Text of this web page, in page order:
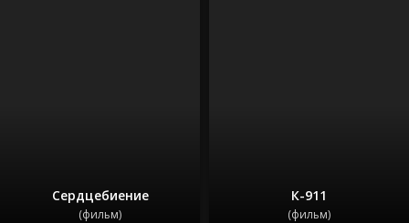
Сердцебиение
(фильм)
К-911
(фильм)